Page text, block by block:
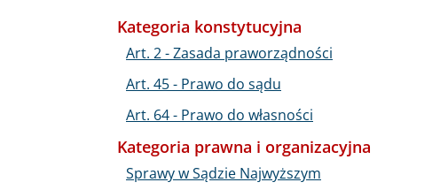
Kategoria konstytucyjna
Art. 2 - Zasada praworządności
Art. 45 - Prawo do sądu
Art. 64 - Prawo do własności
Kategoria prawna i organizacyjna
Sprawy w Sądzie Najwyższym